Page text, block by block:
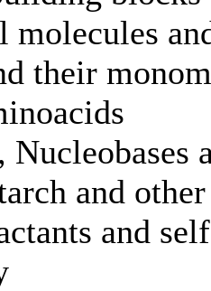
molecules
their
and
and